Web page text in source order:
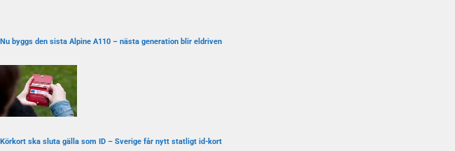
Nu byggs den sista Alpine A110 – nästa generation blir eldriven
Körkort ska sluta gälla som ID – Sverige får nytt statligt id-kort